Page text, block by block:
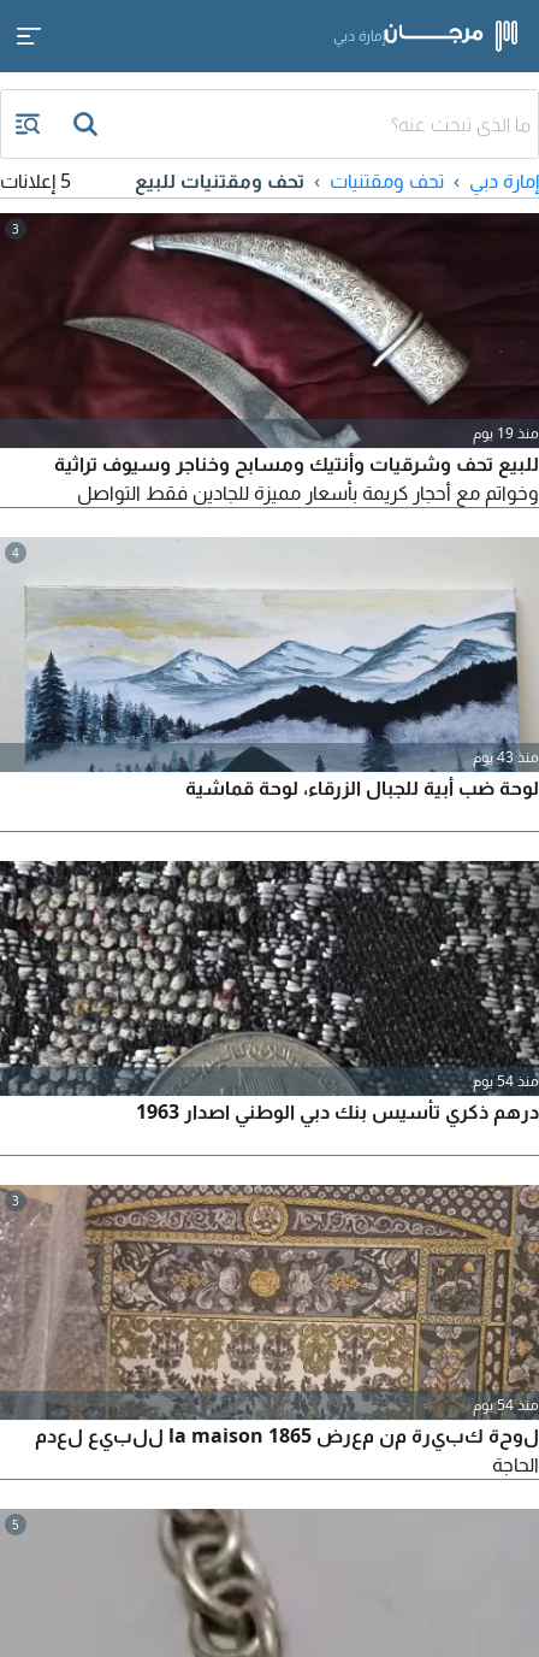
إمارة دبي
إمارة دبي تحف ومقتنيات تحف ومقتنيات للبيع 5 إعلانات
3
منذ 19 يوم
للبيع تحف وشرقيات وأنتيك ومسابح وخناجر وسيوف تراثية
وخواتم مع أحجار كريمة بأسعار مميزة للجادين فقط التواصل
4
منذ 43 يوم
لوحة ضب أبية للجبال الزرقاء، لوحة قماشية
منذ 54 يوم
درهم ذكري تأسيس بنك دبي الوطني اصدار 1963
3
منذ 54 يوم
لوحة كبيرة من معرض la maison 1865 للبيع لعدم
الحاجة
5